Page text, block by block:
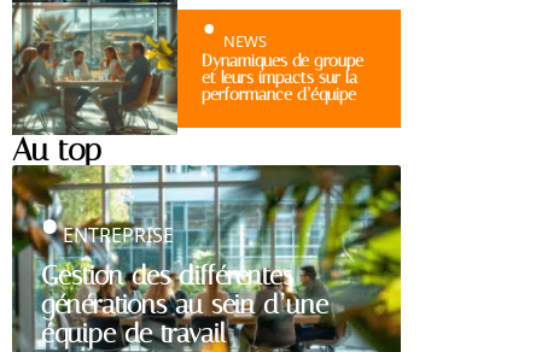
NEWS
Dynamiques de groupe
et leurs impacts sur la
performance d’équipe
Au top
Gestion des différentes
générations au sein d’une
équipe de travail
ENTREPRISE